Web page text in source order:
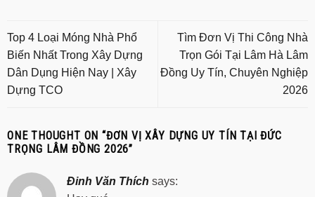
Top 4 Loại Móng Nhà Phổ
Biến Nhất Trong Xây Dựng
Dân Dụng Hiện Nay | Xây
Dựng TCO
Tìm Đơn Vị Thi Công Nhà
Trọn Gói Tại Lâm Hà Lâm
Đồng Uy Tín, Chuyên Nghiệp
2026
ONE THOUGHT ON “ĐƠN VỊ XÂY DỰNG UY TÍN TẠI ĐỨC
TRỌNG LÂM ĐỒNG 2026”
Đinh Văn Thích says: